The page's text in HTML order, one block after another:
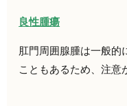
良性腫瘍
肛門周囲腺腫は一般的
こともあるため、注意